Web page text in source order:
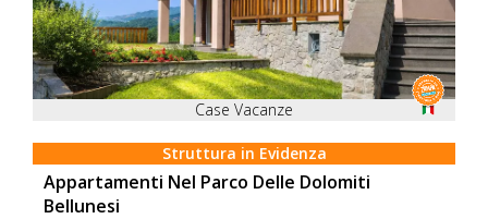
Case Vacanze
Struttura in Evidenza
Appartamenti Nel Parco Delle Dolomiti
Bellunesi